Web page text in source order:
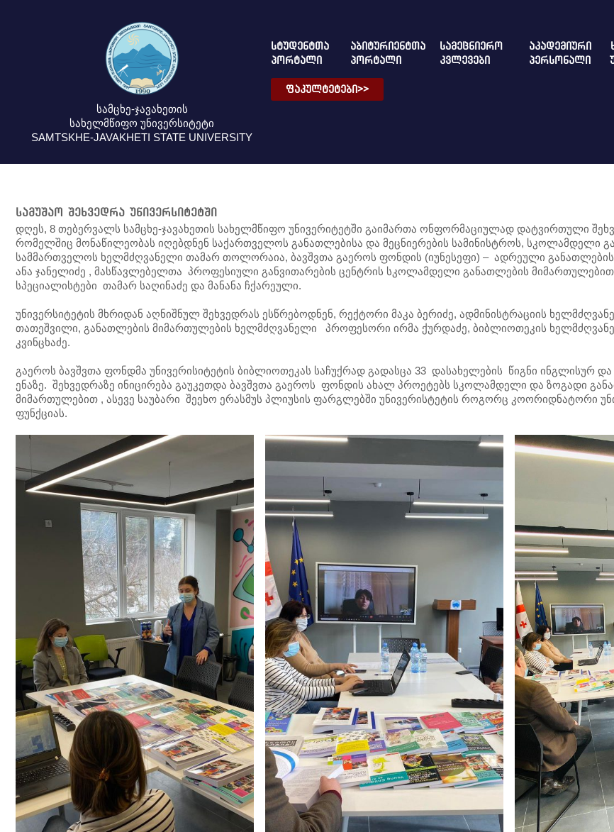
სამცხე-ჯავახეთის
სახელმწიფო უნივერსიტეტი
SAMTSKHE-JAVAKHETI STATE UNIVERSITY
ᲡᲢᲣᲓᲔᲜᲢᲗᲐ
ᲞᲝᲠᲢᲐᲚᲘ
ᲐᲑᲘᲢᲣᲠᲘᲔᲜᲢᲗᲐ
ᲞᲝᲠᲢᲐᲚᲘ
ᲡᲐᲛᲔᲪᲜᲘᲔᲠᲝ
ᲙᲕᲚᲔᲕᲔᲑᲘ
ᲐᲙᲐᲓᲔᲛᲘᲣᲠᲘ
ᲞᲔᲠᲡᲝᲜᲐᲚᲘ
ᲤᲐᲙᲣᲚᲢᲔᲢᲔᲑᲘ>>
სამუშაო შეხვედრა უნივერსიტეტში
დღეს, 8 თებერვალს სამცხე-ჯავახეთის სახელმწიფო უნივერიტეტში გაიმართა ონფორმაციულად დატვირთული
რომელშიც მონაწილეობას იღებდნენ საქართველოს განათლებისა და მეცნიერების სამინისტროს, სკოლამდელი
სამმართველოს ხელმძღვანელი თამარ თოლორაია, ბავშვთა გაეროს ფონდის (იუნესეფი) – ადრეული განათლების
ანა ჯანელიძე , მასწავლებელთა პროფესიული განვითარების ცენტრის სკოლამდელი განათლების მიმართულებით
სპეციალისტები თამარ საღინაძე და მანანა ჩქარეული.
უნივერსიტეტის მხრიდან აღნიშნულ შეხვედრას ესწრებოდნენ, რექტორი მაკა ბერიძე, ადმინისტრაციის
თათეშვილი, განათლების მიმართულების ხელმძღვანელი პროფესორი ირმა ქურდაძე, ბიბლიოთეკის
კვინცხაძე.
გაეროს ბავშვთა ფონდმა უნივერისიტეტის ბიბლიოთეკას საჩუქრად გადასცა 33 დასახელების წიგნი ინგლისურ
ენაზე. შეხვედრაზე ინიცირება გაუკეთდა ბავშვთა გაეროს ფონდის ახალ პროეტებს სკოლამდელი და ზოგადი
მიმართულებით , ასევე საუბარი შეეხო ერასმუს პლიუსის ფარგლებში უნივერისტეტის როგორც კოორიდნატორი
ფუნქციას.